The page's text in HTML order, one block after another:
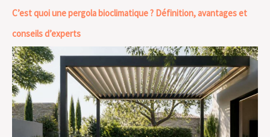
C’est quoi une pergola bioclimatique ? Définition, avantages et
conseils d’experts